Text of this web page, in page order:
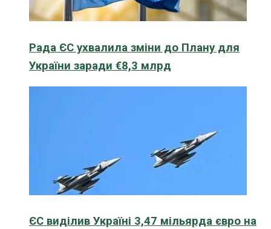
Рада ЄС ухвалила зміни до Плану для
України заради €8,3 млрд
ЄС виділив Україні 3,47 мільярда євро на